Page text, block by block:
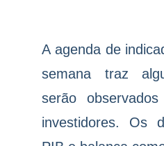
A agenda de
semana traz
serão
investidores. Os